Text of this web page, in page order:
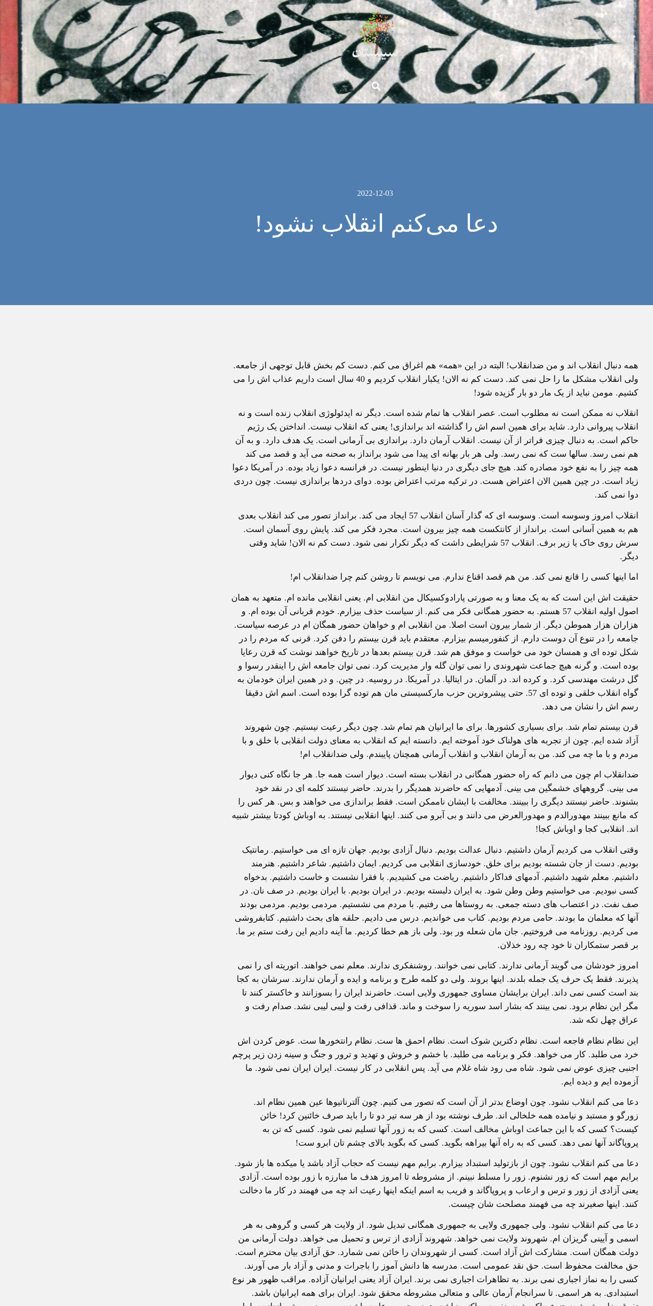
2022-12-03
دعا می‌کنم انقلاب نشود!
همه دنبال انقلاب اند و من ضدانقلاب! البته در این «همه» هم اغراق می کنم. دست کم بخش قابل توجهی از جامعه.
ولی انقلاب مشکل ما را حل نمی کند. دست کم نه الان! یکبار انقلاب کردیم و 40 سال است داریم عذاب اش را می
کشیم. مومن نباید از یک مار دو بار گزیده شود!
انقلاب نه ممکن است نه مطلوب است. عصر انقلاب ها تمام شده است. دیگر نه ایدئولوژی انقلاب زنده است و نه
انقلاب پیروانی دارد. شاید برای همین اسم اش را گذاشته اند براندازی! یعنی که انقلاب نیست. انداختن یک رژیم
حاکم است. به دنبال چیزی فراتر از آن نیست. انقلاب آرمان دارد. براندازی بی آرمانی است. یک هدف دارد. و به آن
هم نمی رسد. سالها ست که نمی رسد. ولی هر بار بهانه ای پیدا می شود برانداز به صحنه می آید و قصد می کند
همه چیز را به نفع خود مصادره کند. هیچ جای دیگری در دنیا اینطور نیست. در فرانسه دعوا زیاد بوده. در آمریکا دعوا
زیاد است. در چین همین الان اعتراض هست. در ترکیه مرتب اعتراض بوده. دوای دردها براندازی نیست. چون دردی
دوا نمی کند.
انقلاب امروز وسوسه است. وسوسه ای که گذار آسان انقلاب 57 ایجاد می کند. برانداز تصور می کند انقلاب بعدی
هم به همین آسانی است. برانداز از کانتکست همه چیز بیرون است. مجرد فکر می کند. پایش روی آسمان است.
سرش روی خاک یا زیر برف. انقلاب 57 شرایطی داشت که دیگر تکرار نمی شود. دست کم نه الان! شاید وقتی
دیگر.
اما اینها کسی را قانع نمی کند. من هم قصد اقناع ندارم. می نویسم تا روشن کنم چرا ضدانقلاب ام!
حقیقت اش این است که به یک معنا و به صورتی پارادوکسیکال من انقلابی ام. یعنی انقلابی مانده ام. متعهد به همان
اصول اولیه انقلاب 57 هستم. به حضور همگانی فکر می کنم. از سیاست حذف بیزارم. خودم قربانی آن بوده ام. و
هزاران هزار هموطن دیگر. از شمار بیرون است اصلا. من انقلابی ام و خواهان حضور همگان ام در عرصه سیاست.
جامعه را در تنوع آن دوست دارم. از کنفورمیسم بیزارم. معتقدم باید قرن بیستم را دفن کرد. قرنی که مردم را در
شکل توده ای و همسان خود می خواست و موفق هم شد. قرن بیستم بعدها در تاریخ خواهند نوشت که قرن رعایا
بوده است. و گرنه هیچ جماعت شهروندی را نمی توان گله وار مدیریت کرد. نمی توان جامعه اش را اینقدر رسوا و
گل درشت مهندسی کرد. و کرده اند. در آلمان. در ایتالیا. در آمریکا. در روسیه. در چین. و در همین ایران خودمان به
گواه انقلاب خلقی و توده ای 57. حتی پیشروترین حزب مارکسیستی مان هم توده گرا بوده است. اسم اش دقیقا
رسم اش را نشان می دهد.
قرن بیستم تمام شد. برای بسیاری کشورها. برای ما ایرانیان هم تمام شد. چون دیگر رعیت نیستیم. چون شهروند
آزاد شده ایم. چون از تجربه های هولناک خود آموخته ایم. دانسته ایم که انقلاب به معنای دولت انقلابی با خلق و با
مردم و با ما چه می کند. من به آرمان انقلاب و انقلاب آرمانی همچنان پایبندم. ولی ضدانقلاب ام!
ضدانقلاب ام چون می دانم که راه حضور همگانی در انقلاب بسته است. دیوار است همه جا. هر جا نگاه کنی دیوار
می بینی. گروههای خشمگین می بینی. آدمهایی که حاضرند همدیگر را بدرند. حاضر نیستند کلمه ای در نقد خود
بشنوند. حاضر نیستند دیگری را ببینند. مخالفت با ایشان ناممکن است. فقط براندازی می خواهند و بس. هر کس را
که مانع ببینند مهدورالدم و مهدورالعرض می دانند و بی آبرو می کنند. اینها انقلابی نیستند. به اوباش کودتا بیشتر شبیه
اند. انقلابی کجا و اوباش کجا!
وقتی انقلاب می کردیم آرمان داشتیم. دنبال عدالت بودیم. دنبال آزادی بودیم. جهان تازه ای می خواستیم. رمانتیک
بودیم. دست از جان شسته بودیم برای خلق. خودسازی انقلابی می کردیم. ایمان داشتیم. شاعر داشتیم. هنرمند
داشتیم. معلم شهید داشتیم. آدمهای فداکار داشتیم. ریاضت می کشیدیم. با فقرا نشست و خاست داشتیم. بدخواه
کسی نبودیم. می خواستیم وطن وطن شود. به ایران دلبسته بودیم. در ایران بودیم. با ایران بودیم. در صف نان. در
صف نفت. در اعتصاب های دسته جمعی. به روستاها می رفتیم. با مردم می نشستیم. مردمی بودیم. مردمی بودند
آنها که معلمان ما بودند. حامی مردم بودیم. کتاب می خواندیم. درس می دادیم. حلقه های بحث داشتیم. کتابفروشی
می کردیم. روزنامه می فروختیم. جان مان شعله ور بود. ولی باز هم خطا کردیم. ما آینه دادیم این رفت ستم بر ما.
بر قصر ستمکاران تا خود چه رود خذلان.
امروز خودشان می گویند آرمانی ندارند. کتابی نمی خوانند. روشنفکری ندارند. معلم نمی خواهند. اتوریته ای را نمی
پذیرند. فقط یک حرف یک جمله بلدند. اینها بروند. ولی دو کلمه طرح و برنامه و ایده و آرمان ندارند. سرشان به کجا
بند است کسی نمی داند. ایران برایشان مساوی جمهوری ولایی است. حاضرند ایران را بسوزانند و خاکستر کنند تا
مگر این نظام برود. نمی بینند که بشار اسد سوریه را سوخت و ماند. قذافی رفت و لیبی لیبی نشد. صدام رفت و
عراق چهل تکه شد.
این نظام نظام فاجعه است. نظام دکترین شوک است. نظام احمق ها ست. نظام رانتخورها ست. عوض کردن اش
خرد می طلبد. کار می خواهد. فکر و برنامه می طلبد. با خشم و خروش و تهدید و ترور و جنگ و سینه زدن زیر پرچم
اجنبی چیزی عوض نمی شود. شاه می رود شاه غلام می آید. پس انقلابی در کار نیست. ایران ایران نمی شود. ما
آزموده ایم و دیده ایم.
دعا می کنم انقلاب نشود. چون اوضاع بدتر از آن است که تصور می کنیم. چون آلترناتیوها عین همین نظام اند.
زورگو و مستبد و نیامده همه خلخالی اند. طرف نوشته بود از هر سه تیر دو تا را باید صرف خائنین کرد! خائن
کیست؟ کسی که با این جماعت اوباش مخالف است. کسی که به زور آنها تسلیم نمی شود. کسی که تن به
پروپاگاند آنها نمی دهد. کسی که به راه آنها بیراهه بگوید. کسی که بگوید بالای چشم تان ابرو ست!
دعا می کنم انقلاب نشود. چون از بازتولید استبداد بیزارم. برایم مهم نیست که حجاب آزاد باشد یا میکده ها باز شود.
برایم مهم است که زور نشنوم. زور را مسلط نبینم. از مشروطه تا امروز هدف ما مبارزه با زور بوده است. آزادی
یعنی آزادی از زور و ترس و ارعاب و پروپاگاند و فریب به اسم اینکه اینها رعیت اند چه می فهمند در کار ما دخالت
کنند. اینها صغیرند چه می فهمند مصلحت شان چیست.
دعا می کنم انقلاب نشود. ولی جمهوری ولایی به جمهوری همگانی تبدیل شود. از ولایت هر کسی و گروهی به هر
اسمی و آیینی گریزان ام. شهروند ولایت نمی خواهد. شهروند آزادی از ترس و تحمیل می خواهد. دولت آرمانی من
دولت همگان است. مشارکت اش آزاد است. کسی از شهروندان را خائن نمی شمارد. حق آزادی بیان محترم است.
حق مخالفت محفوظ است. حق نقد عمومی است. مدرسه ها دانش آموز را باجرات و مدنی و آزاد بار می آورند.
کسی را به نماز اجباری نمی برند. به تظاهرات اجباری نمی برند. ایران آزاد یعنی ایرانیان آزاده. مراقب ظهور هر نوع
استبدادی. به هر اسمی. تا سرانجام آرمان عالی و متعالی مشروطه محقق شود. ایران برای همه ایرانیان باشد.